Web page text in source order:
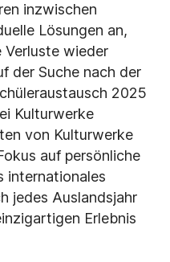
inzwischen
Lösungen an,
Verluste wieder
der Suche nach der
2025
Kulturwerke
von Kulturwerke
auf persönliche
internationales
jedes Auslandsjahr
Erlebnis